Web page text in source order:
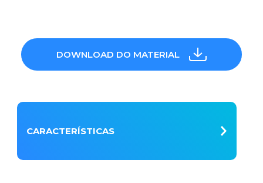
DOWNLOAD DO MATERIAL
CARACTERÍSTICAS